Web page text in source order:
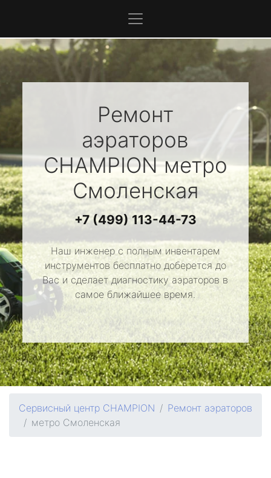
Ремонт
аэраторов
CHAMPIONметро
Смоленская
+7 (499) 113-44-73
Наш инженер с полным инвентарем
инструментов бесплатно доберется до
Вас и сделает диагностику аэраторов в
самое ближайшее время.
Сервисный центр CHAMPION
Ремонт аэраторов
метро Смоленская